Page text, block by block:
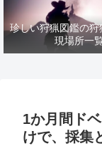
珍しい狩猟図鑑の狩
現場所一
1か月間ド
けで、採集